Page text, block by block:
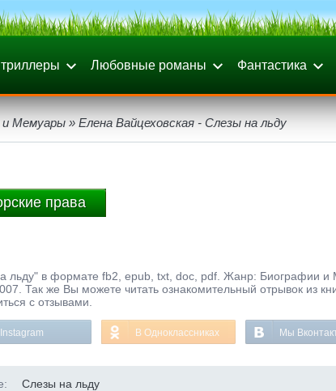
Любовные романы Фантастика
и Мемуары » Елена Вайцеховская - Слезы на льду
права
льду" в формате fb2, epub, txt, doc, pdf. Жанр: Биографии и
Так же Вы можете читать ознакомительный отрывок из
с отзывами.
В Одноклассниках Мы
Слезы на льду